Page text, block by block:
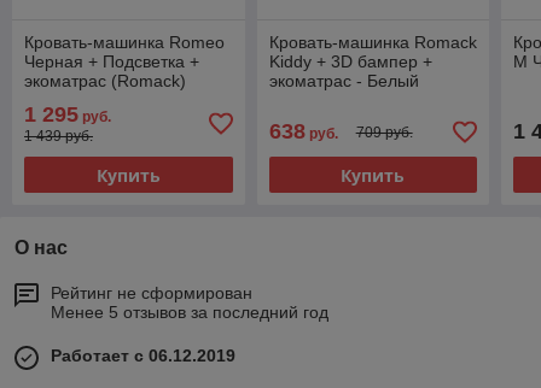
Кровать-машинка Romeo
Черная + Подсветка +
экоматрас (Romack)
1 295 руб.
1 439 руб.
Купить
Кровать-машинка Romack
Kiddy + 3D бампер +
экоматрас - Белый
638руб. 709 руб.
Купить
M
1
О нас
Рейтинг не сформирован
Менее 5 отзывов за последний год
Работает с 06.12.2019